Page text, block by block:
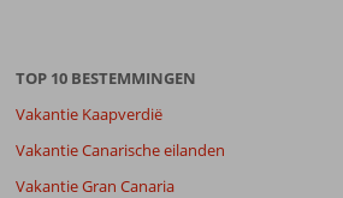
TOP 10 BESTEMMINGEN
Vakantie Kaapverdië
Vakantie Canarische eilanden
Vakantie Gran Canaria